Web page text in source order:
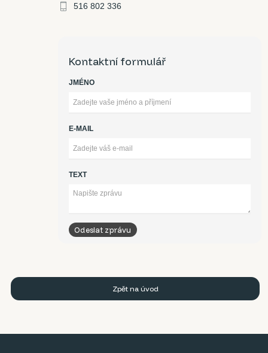
516 802 336
Kontaktní formulář
JMÉNO
E-MAIL
TEXT
Zpět na úvod